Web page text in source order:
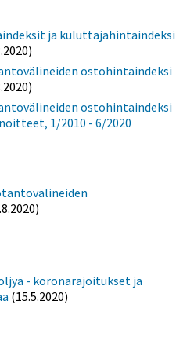
ja kuluttajahintaindeksi
ostohintaindeksi
ostohintaindeksi
1/2010 - 6/2020
- koronarajoitukset ja
(15.5.2020)